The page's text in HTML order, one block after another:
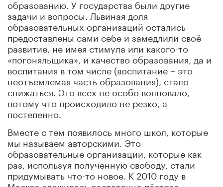
образованию. У государства были другие
задачи и вопросы. Львиная доля
образовательных организаций остались
предоставлены сами себе и замедлили своё
развитие, не имея стимула или какого-то
«погоняльщика», и качество образования, да и
воспитания в том числе (воспитание – это
неотъемлемая часть образования), стало
снижаться. Это всех не особо волновало,
потому что происходило не резко, а
постепенно.
Вместе с тем появилось много школ, которые
мы называем авторскими. Это
образовательные организации, которые как
раз, используя полученную свободу, стали
придумывать что-то новое. К 2010 году в